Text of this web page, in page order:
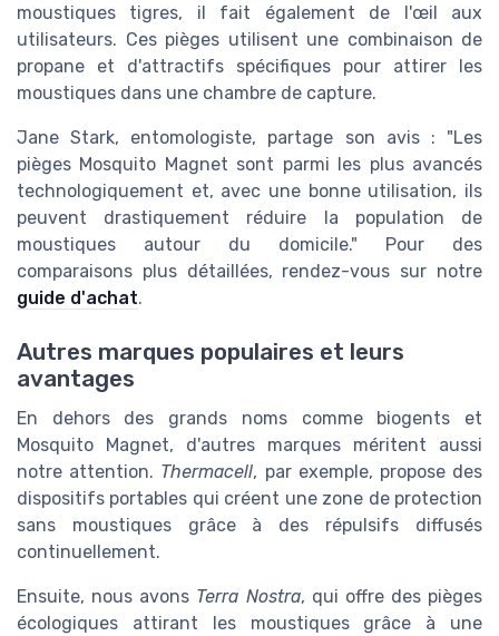
moustiques tigres, il fait également de l'œil aux
utilisateurs. Ces pièges utilisent une combinaison de
propane et d'attractifs spécifiques pour attirer les
moustiques dans une chambre de capture.
Jane Stark, entomologiste, partage son avis : "Les
pièges Mosquito Magnet sont parmi les plus avancés
technologiquement et, avec une bonne utilisation, ils
peuvent drastiquement réduire la population de
moustiques autour du domicile." Pour des
comparaisons plus détaillées, rendez-vous sur notre
guide d'achat.
Autres marques populaires et leurs
avantages
En dehors des grands noms comme biogents et
Mosquito Magnet, d'autres marques méritent aussi
notre attention. Thermacell, par exemple, propose des
dispositifs portables qui créent une zone de protection
sans moustiques grâce à des répulsifs diffusés
continuellement.
Ensuite, nous avons Terra Nostra, qui offre des pièges
écologiques attirant les moustiques grâce à une